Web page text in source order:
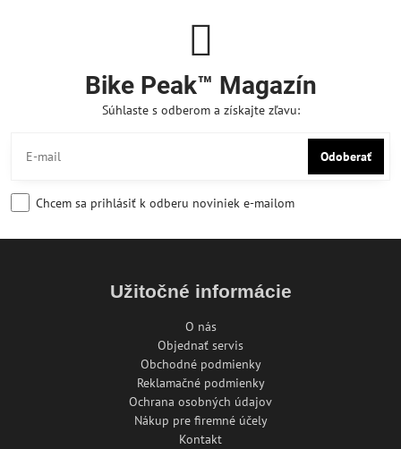
Bike Peak™ Magazín
Súhlaste s odberom a získajte zľavu:
Odoberať
Chcem sa prihlásiť k odberu noviniek e-mailom
Užitočné informácie
O nás
Objednať servis
Obchodné podmienky
Reklamačné podmienky
Ochrana osobných údajov
Nákup pre firemné účely
Kontakt